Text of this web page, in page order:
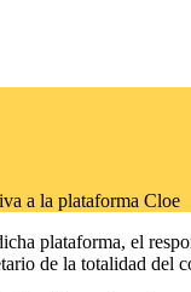
a la plataforma Cloe
plataforma, el
de la totalidad del